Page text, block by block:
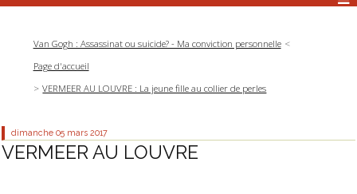
Van Gogh : Assassinat ou suicide? - Ma conviction personnelle
Page d'accueil
VERMEER AU LOUVRE : La jeune fille au collier de perles
dimanche 05 mars 2017
VERMEER AU LOUVRE